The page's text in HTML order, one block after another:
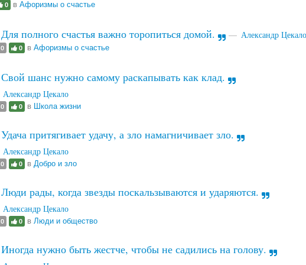
0 в Афоризмы о счастье
Для полного счастья важно торопиться домой. Александр Цекало
0 0 в Афоризмы о счастье
Свой шанс нужно самому раскапывать как клад.
Александр Цекало
0 0 в Школа жизни
Удача притягивает удачу, а зло намагничивает зло.
Александр Цекало
0 0 в Добро и зло
Люди рады, когда звезды поскальзываются и ударяются.
Александр Цекало
0 0 в Люди и общество
Иногда нужно быть жестче, чтобы не садились на голову.